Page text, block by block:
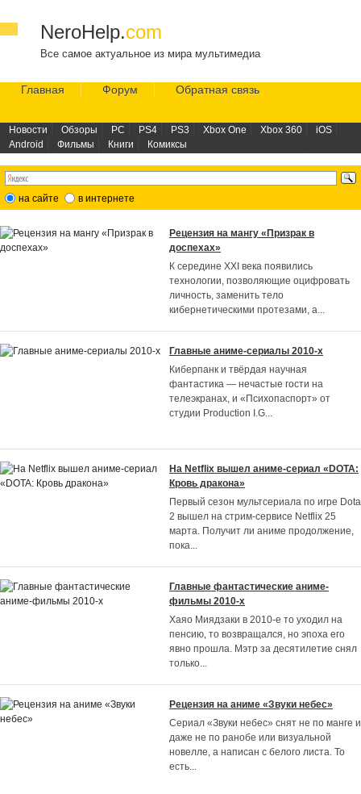
NeroHelp.com
Все самое актуальное из мира мультимедиа
Главная Форум Обратная связь
Новости Обзоры PC PS4 PS3 Xbox One Xbox 360
iOS
Android
Фильмы Книги Комиксы
на сайте в интернете
Рецензия на мангу «Призрак в
доспехах»
К середине XXI века появились
технологии, позволяющие оцифровать
личность, заменить тело
кибернетическими протезами, а...
Главные аниме-сериалы 2010-х
Киберпанк и твёрдая научная
фантастика — нечастые гости на
телеэкранах, и «Психопаспорт» от
студии Production I.G...
На Netflix вышел аниме-сериал «DOTA:
Кровь дракона»
Первый сезон мультсериала по игре Dota
2 вышел на стрим-сервисе Netflix 25
марта. Получит ли аниме продолжение,
пока...
Главные фантастические аниме-
фильмы 2010-х
Хаяо Миядзаки в 2010-е то уходил на
пенсию, то возвращался, но эпоха его
явно прошла. Мэтр за десятилетие снял
только...
Рецензия на аниме «Звуки небес»
Cериал «Звуки небес» снят не по манге и
даже не по ранобе или визуальной
новелле, а написан с белого листа. То
есть...